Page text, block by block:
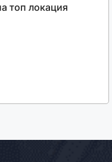
топ локация